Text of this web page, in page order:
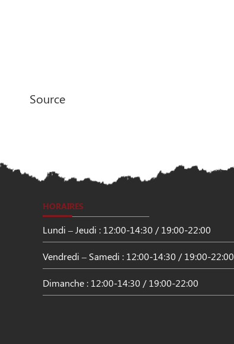
Source
HORAIRES
Lundi – Jeudi : 12:00-14:30 / 19:00-22:00
Vendredi – Samedi : 12:00-14:30 / 19:00-22:00
Dimanche : 12:00-14:30 / 19:00-22:00